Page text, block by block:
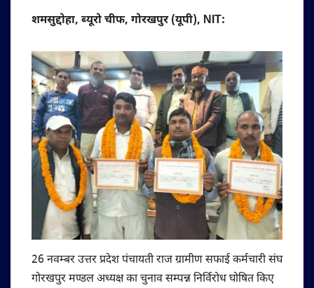
शमसुद्दोहा, ब्यूरो चीफ, गोरखपुर (यूपी), NIT:
26 नवम्बर उत्तर प्रदेश पंचायती राज ग्रामीण सफाई कर्मचारी संघ
गोरखपुर मण्डल अध्यक्ष का चुनाव सम्पन्न निर्विरोध घोषित किए